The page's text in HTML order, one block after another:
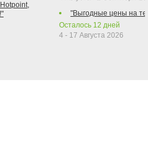
"Выгодные цены на
Осталось 12 дней
4 - 17 Августа 2026